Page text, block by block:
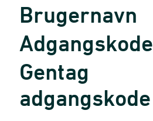
Brugernavn
Adgangskode
Gentag
adgangskode